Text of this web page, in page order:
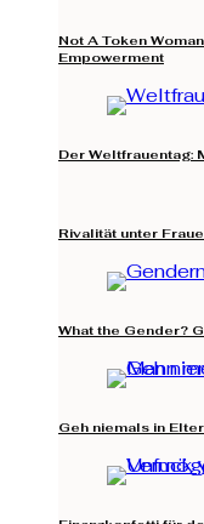
Not A Token
Empowerment
Der Weltfrauentag:
Rivalität unter
What the Gender?
Geh niemals in